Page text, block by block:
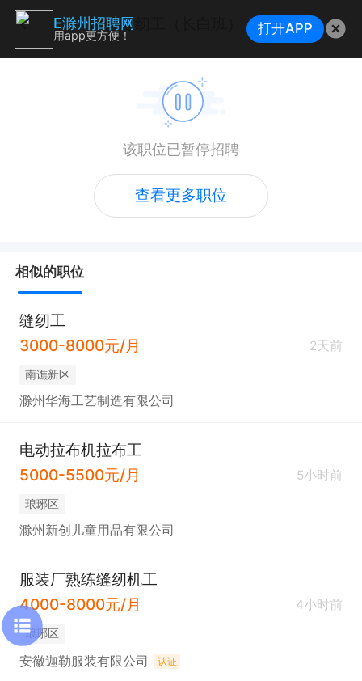
缝纫工（长白班）
该职位已暂停招聘
查看更多职位
相似的职位
缝纫工
3000-8000元/月
2天前
南谯新区
滁州华海工艺制造有限公司
电动拉布机拉布工
5000-5500元/月
5小时前
琅琊区
滁州新创儿童用品有限公司
服装厂熟练缝纫机工
4000-8000元/月
4小时前
琅琊区
安徽迦勒服装有限公司 认证
E滁州招聘网
用app更方便！ 打开APP